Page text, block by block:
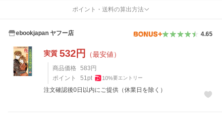
ポイント・送料の算出方法
ebookjapan ヤフー店 4.65
実質 532円 （最安値）
商品価格 583 円
ポイント
51pt 10%要エントリー
注文確認後0日以内にご提供（休業日を除く）